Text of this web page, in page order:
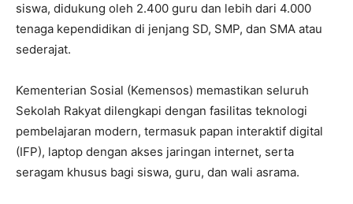
siswa, didukung oleh 2.400 guru dan lebih dari 4.000
tenaga kependidikan di jenjang SD, SMP, dan SMA atau
sederajat.
Kementerian Sosial (Kemensos) memastikan seluruh
Sekolah Rakyat dilengkapi dengan fasilitas teknologi
pembelajaran modern, termasuk papan interaktif digital
(IFP), laptop dengan akses jaringan internet, serta
seragam khusus bagi siswa, guru, dan wali asrama.